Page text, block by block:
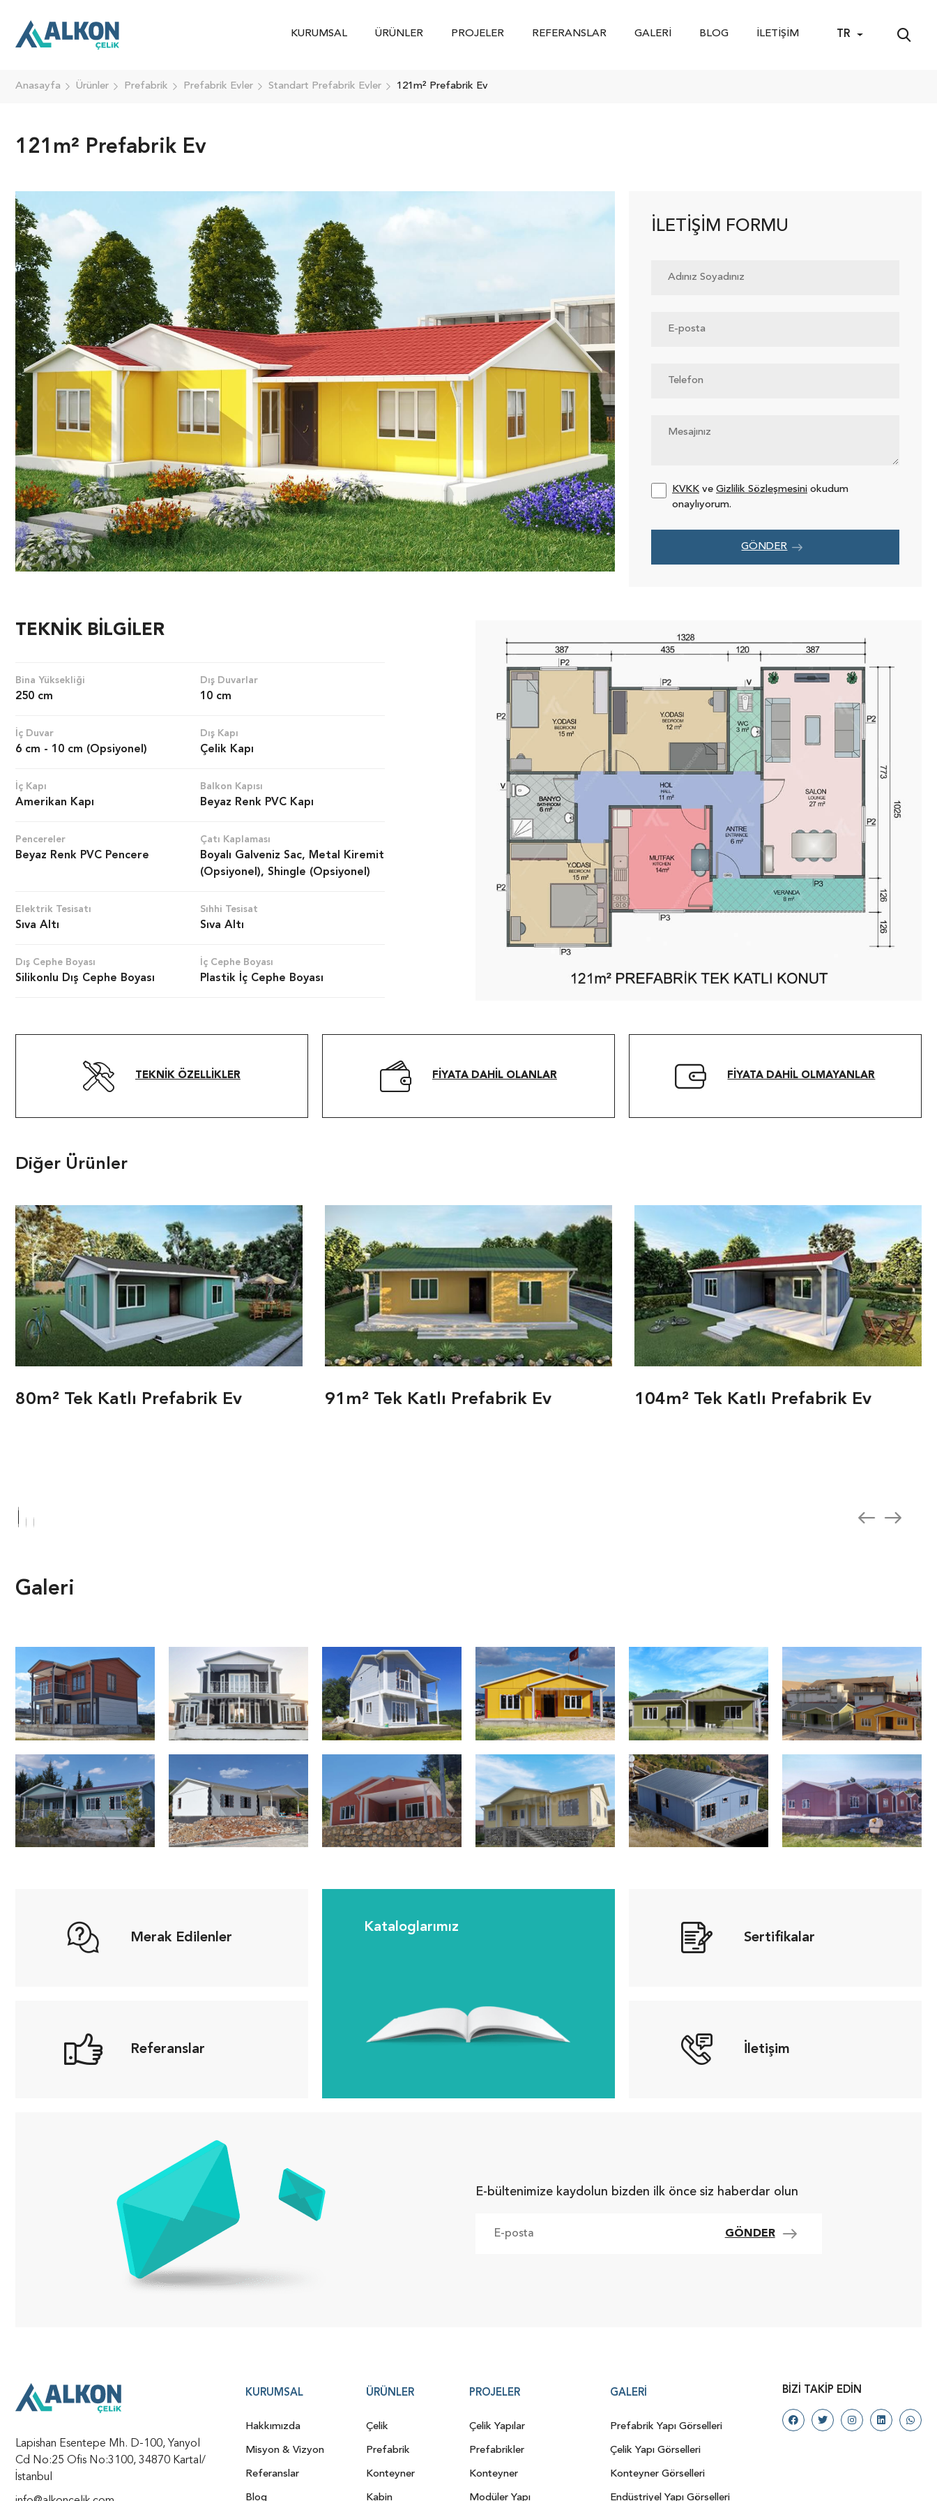
KURUMSAL ÜRÜNLER PROJELER REFERANSLAR GALERI BLOG İLETIŞIM TR
Anasayfa Ürünler Prefabrik Prefabrik Evler Standart Prefabrik Evler 121m² Prefabrik Ev
121m² Prefabrik Ev
İLETIŞIM FORMU
KVKK ve Gizlilik Sözleşmesini okudum
onaylıyorum.
GÖNDER
TEKNİK BİLGİLER
Bina Yüksekliği
250 cm
Dış Duvarlar
10 cm
İç Duvar
6 cm - 10 cm (Opsiyonel)
Dış Kapı
Çelik Kapı
İç Kapı
Amerikan Kapı
Balkon Kapısı
Beyaz Renk PVC Kapı
Pencereler
Beyaz Renk PVC Pencere
Çatı Kaplaması
Boyalı Galveniz Sac, Metal Kiremit
(Opsiyonel), Shingle (Opsiyonel)
Elektrik Tesisatı
Sıva Altı
Sıhhi Tesisat
Sıva Altı
Dış Cephe Boyası
Silikonlu Dış Cephe Boyası
İç Cephe Boyası
Plastik İç Cephe Boyası
TEKNIK ÖZELLIKLER FIYATA DAHIL OLANLAR FIYATA DAHIL OLMAYANLAR
Diğer Ürünler
80m² Tek Katlı Prefabrik Ev 91m² Tek Katlı Prefabrik Ev 104m² Tek Katlı Prefabrik Ev
Galeri
Merak Edilenler
Referanslar
Kataloglarımız
Sertifikalar
İletişim
E-bültenimize kaydolun bizden ilk önce siz haberdar olun
GÖNDER
Lapishan Esentepe Mh. D-100, Yanyol
Cd No:25 Ofis No:3100, 34870 Kartal/
İstanbul
KURUMSAL
Hakkımızda
Misyon & Vizyon
Referanslar
Blog
ÜRÜNLER
Çelik
Prefabrik
Konteyner
Kabin
PROJELER
Çelik Yapılar
Prefabrikler
Konteyner
Modüler Yapı
GALERI
Prefabrik Yapı Görselleri
Çelik Yapı Görselleri
Konteyner Görselleri
Endüstriyel Yapı Görselleri
BIZI TAKIP EDIN